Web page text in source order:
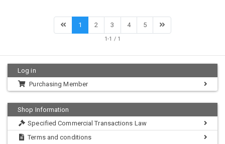
1 2 3 4 5
1-1 / 1
Log in
Purchasing Member
Shop Information
Specified Commercial Transactions Law
Terms and conditions